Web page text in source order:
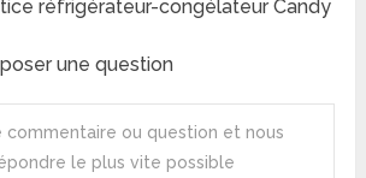
réfrigérateur-congélateur Candy
une question